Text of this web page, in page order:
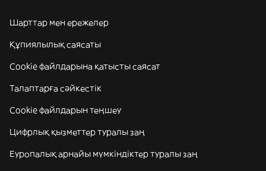
Шарттар мен ережелер
Құпиялылық саясаты
Cookie файлдарына қатысты саясат
Талаптарға сәйкестік
Cookie файлдарын теңшеу
Цифрлық қызметтер туралы заң
Еуропалық арнайы мүмкіндіктер туралы заң